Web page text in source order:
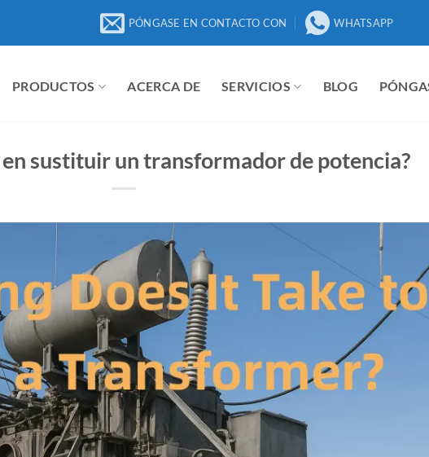
PÓNGASE EN CONTACTO CON WHATSAPP
PRODUCTOS ACERCA DE SERVICIOS BLOG
sustituir un transformador de potencia?